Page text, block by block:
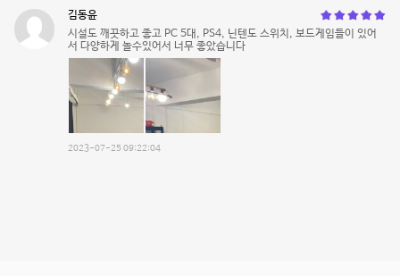
김동윤
시설도 깨끗하고 좋고 PC 5대, PS4, 닌텐도 스위치, 보드게임들이 있어
서 다양하게 놀수있어서 너무 좋았습니다
2023-07-25 09:22:04